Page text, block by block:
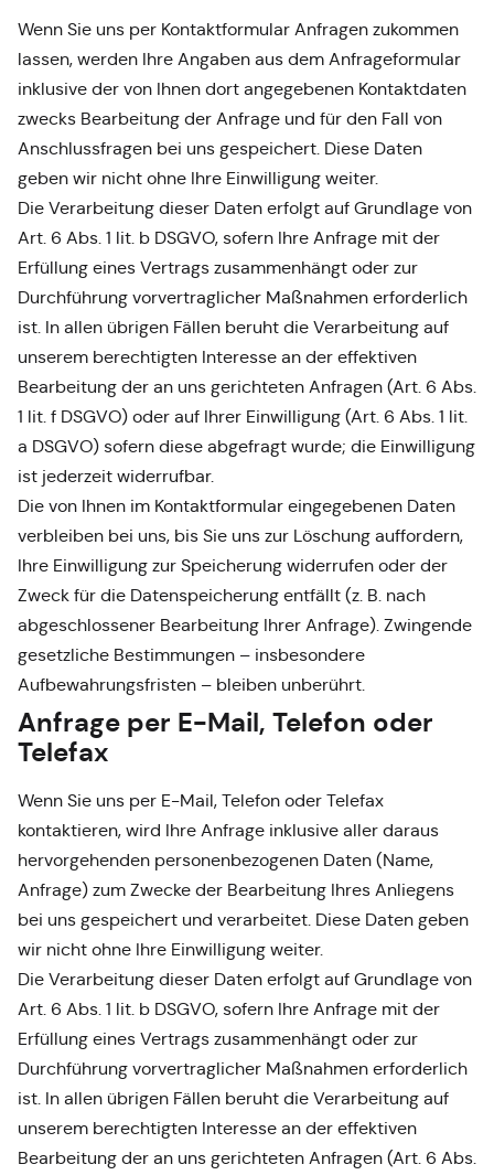
Wenn Sie uns per Kontaktformular Anfragen zukommen
lassen, werden Ihre Angaben aus dem Anfrageformular
inklusive der von Ihnen dort angegebenen Kontaktdaten
zwecks Bearbeitung der Anfrage und für den Fall von
Anschlussfragen bei uns gespeichert. Diese Daten
geben wir nicht ohne Ihre Einwilligung weiter.
Die Verarbeitung dieser Daten erfolgt auf Grundlage von
Art. 6 Abs. 1 lit. b DSGVO, sofern Ihre Anfrage mit der
Erfüllung eines Vertrags zusammenhängt oder zur
Durchführung vorvertraglicher Maßnahmen erforderlich
ist. In allen übrigen Fällen beruht die Verarbeitung auf
unserem berechtigten Interesse an der effektiven
Bearbeitung der an uns gerichteten Anfragen (Art. 6 Abs.
1 lit. f DSGVO) oder auf Ihrer Einwilligung (Art. 6 Abs. 1 lit.
a DSGVO) sofern diese abgefragt wurde; die Einwilligung
ist jederzeit widerrufbar.
Die von Ihnen im Kontaktformular eingegebenen Daten
verbleiben bei uns, bis Sie uns zur Löschung auffordern,
Ihre Einwilligung zur Speicherung widerrufen oder der
Zweck für die Datenspeicherung entfällt (z. B. nach
abgeschlossener Bearbeitung Ihrer Anfrage). Zwingende
gesetzliche Bestimmungen – insbesondere
Aufbewahrungsfristen – bleiben unberührt.
Anfrage per E-Mail, Telefon oder
Telefax
Wenn Sie uns per E-Mail, Telefon oder Telefax
kontaktieren, wird Ihre Anfrage inklusive aller daraus
hervorgehenden personenbezogenen Daten (Name,
Anfrage) zum Zwecke der Bearbeitung Ihres Anliegens
bei uns gespeichert und verarbeitet. Diese Daten geben
wir nicht ohne Ihre Einwilligung weiter.
Die Verarbeitung dieser Daten erfolgt auf Grundlage von
Art. 6 Abs. 1 lit. b DSGVO, sofern Ihre Anfrage mit der
Erfüllung eines Vertrags zusammenhängt oder zur
Durchführung vorvertraglicher Maßnahmen erforderlich
ist. In allen übrigen Fällen beruht die Verarbeitung auf
unserem berechtigten Interesse an der effektiven
Bearbeitung der an uns gerichteten Anfragen (Art. 6 Abs.